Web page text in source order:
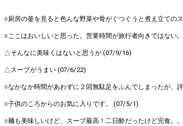
○厨房の釜を見ると色んな野菜や骨がぐつぐうと煮え立
○ここはおいしいと思った。営業時間が旅行者向きではない
△そんなに美味くはないと思うが (07/9/16)
△スープがうまい (07/6/22)
○なかなか時間があわずに２回無駄足をふんでしまったが、
○子供のころからのお気に入りです。 (07/5/1)
○麺も美味しいけど、スープ最高！二日酔だったけど完食。